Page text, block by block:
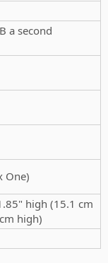
a second
One)
high (15.1 cm
high)